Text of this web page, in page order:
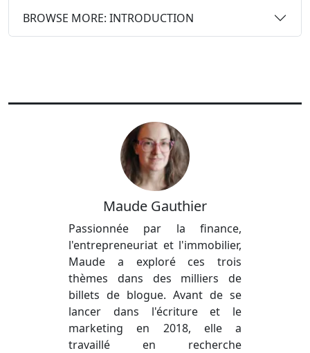
BROWSE MORE: INTRODUCTION
Maude Gauthier
Passionnée par la finance,
l'entrepreneuriat et l'immobilier,
Maude a exploré ces trois
thèmes dans des milliers de
billets de blogue. Avant de se
lancer dans l'écriture et le
marketing en 2018, elle a
travaillé en recherche